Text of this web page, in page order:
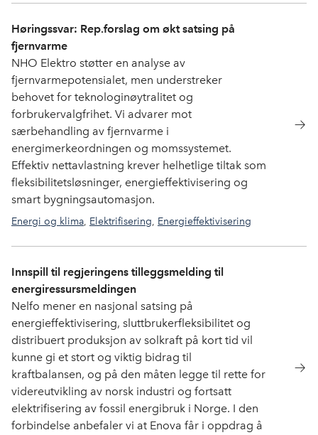
Høringssvar: Rep.forslag om økt satsing på
fjernvarme
NHO Elektro støtter en analyse av
fjernvarmepotensialet, men understreker
behovet for teknologinøytralitet og
forbrukervalgfrihet. Vi advarer mot
særbehandling av fjernvarme i
energimerkeordningen og momssystemet.
Effektiv nettavlastning krever helhetlige tiltak som
fleksibilitetsløsninger, energieffektivisering og
smart bygningsautomasjon.
Energi og klima, Elektrifisering, Energieffektivisering
Innspill til regjeringens tilleggsmelding til
energiressursmeldingen
Nelfo mener en nasjonal satsing på
energieffektivisering, sluttbrukerfleksibilitet og
distribuert produksjon av solkraft på kort tid vil
kunne gi et stort og viktig bidrag til
kraftbalansen, og på den måten legge til rette for
videreutvikling av norsk industri og fortsatt
elektrifisering av fossil energibruk i Norge. I den
forbindelse anbefaler vi at Enova får i oppdrag å